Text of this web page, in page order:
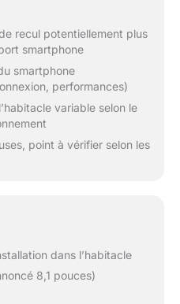
recul potentiellement plus
smartphone
smartphone
performances)
variable selon le
point à vérifier selon les
dans l’habitacle
8,1 pouces)